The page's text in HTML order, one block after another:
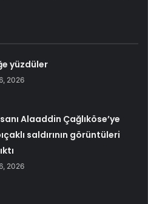
yüzdüler
2026
Alaaddin Çağlıköse’ye
saldırının görüntüleri
2026